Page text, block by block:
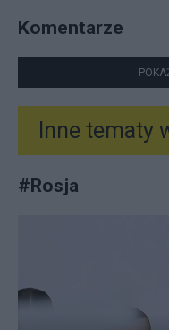
Komentarze
Inne tematy
#Rosja